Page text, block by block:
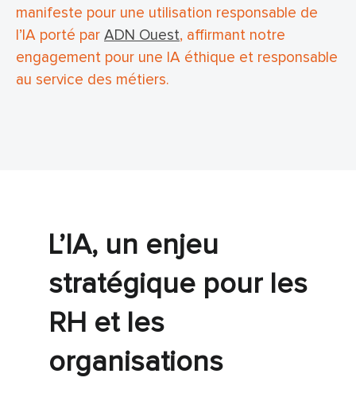
manifeste pour une utilisation responsable de
l’IA porté par ADN Ouest, affirmant notre
engagement pour une IA éthique et responsable
au service des métiers.
L’IA, un enjeu
stratégique pour les
RH et les
organisations